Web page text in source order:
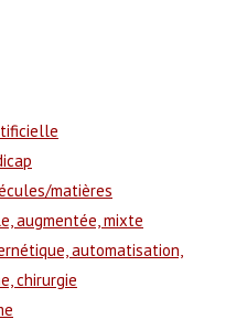
matières
augmentée, mixte
automatisation,
chirurgie